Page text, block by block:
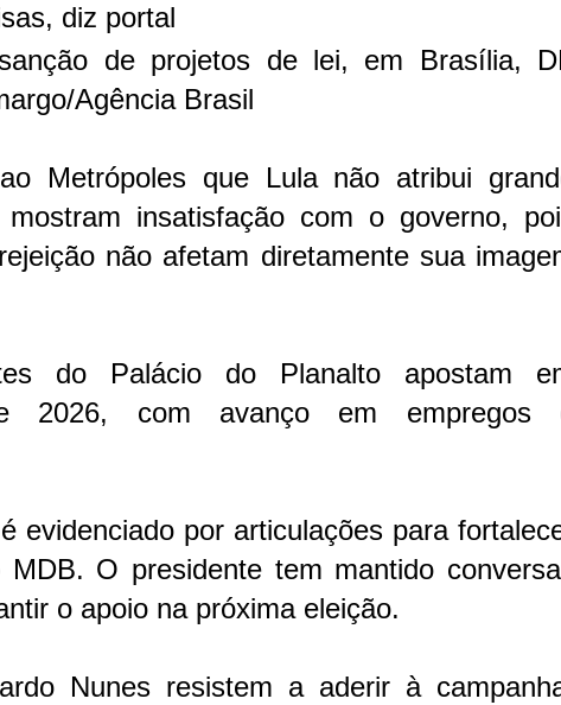
diz portal
de projetos de lei, em Brasília,
Agência Brasil
Metrópoles que Lula não atribui
insatisfação com o governo,
não afetam diretamente sua
do Palácio do Planalto apostam
2026, com avanço em empregos
evidenciado por articulações para
O presidente tem mantido
o apoio na próxima eleição.
Nunes resistem a aderir à